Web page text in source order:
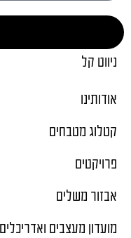
ניווט קל
אודותינו
קטלוג מטבחים
פרויקטים
אבזור משלים
מועדון מעצבים ואדריכלים